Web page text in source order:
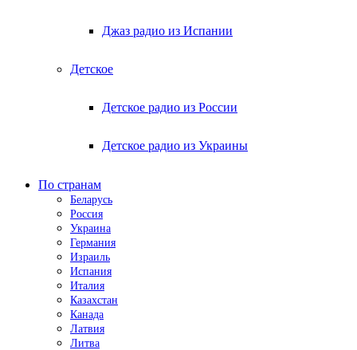
Джаз радио из Испании
Детское
Детское радио из России
Детское радио из Украины
По странам
Беларусь
Россия
Украина
Германия
Израиль
Испания
Италия
Казахстан
Канада
Латвия
Литва